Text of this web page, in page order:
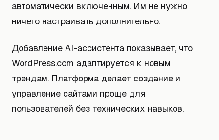
автоматически включенным. Им не нужно
ничего настраивать дополнительно.
Добавление AI-ассистента показывает, что
WordPress.com адаптируется к новым
трендам. Платформа делает создание и
управление сайтами проще для
пользователей без технических навыков.